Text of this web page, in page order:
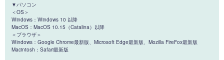
▼パソコン
＜OS＞
Windows：Windows 10 以降
MacOS：MacOS 10.15（Catalina）以降
＜ブラウザ＞
Windows：Google Chrome最新版、Microsoft Edge最新版、Mozilla FireFox最新版
Macintosh：Safari最新版